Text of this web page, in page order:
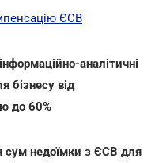
ЄСВ
аналітичні
бізнесу від
до 60%
сум недоїмки з ЄСВ для